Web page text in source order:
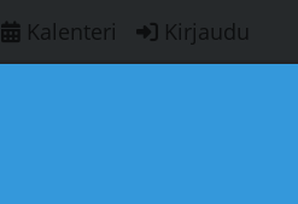
Kalenteri Kirjaudu